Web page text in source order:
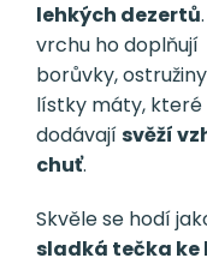
lehkých dezertů
vrchu ho doplňují
borůvky,
lístky máty, které
dodávajísvěží
chuť.
Skvěle se hodí
sladká tečka ke